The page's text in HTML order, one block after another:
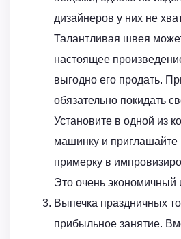
дизайнеров у них не
Талантливая швея
настоящее
выгодно его продать.
обязательно покидать
Установите в одной из
машинку и приглашайте
примерку в
Это очень экономичный
Выпечка праздничных
прибыльное занятие.